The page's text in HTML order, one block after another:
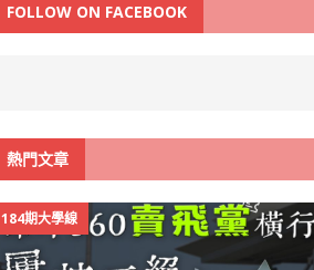
FOLLOW ON FACEBOOK
熱門文章
184期大學線